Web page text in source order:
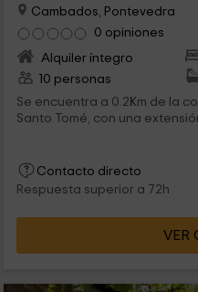
Cambados, Pontevedra
0 opiniones
Alquiler íntegro
10 personas
Se encuentra a 0.2Km de la
Santo Tomé, con una
Contacto directo
Respuesta superior a 72h
VER